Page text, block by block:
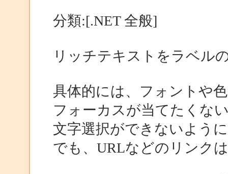
分類:[.NET 全般]
リッチテキストをラベル
具体的には、フォントや
フォーカスが当てたくな
文字選択ができないよう
でも、URLなどのリンク